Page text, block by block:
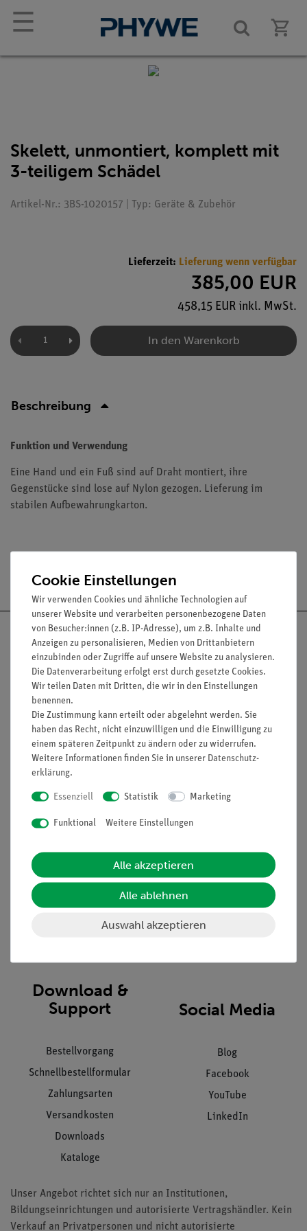
☰
Skelett, unmontiert, komplett mit
3-teiligem Schädel
Artikel-Nr.: 3BS-1020157 | Typ: Geräte & Zubehör
Lieferzeit: Lieferung wenn verfügbar
385,00 EUR
458,15 EUR inkl. MwSt.
In den Warenkorb
Beschreibung
Funktion und Verwendung
Eine Hand und ein Fuß sind auf Draht montiert, ihre
Gegenstücke sind lose auf Nylon gezogen. Lieferung im
stabilen Aufbewahrungkarton.
Versandkostenfrei ab 300,- €
Nach oben
Informationen
Projekte und Lösungen
Presse
Hinweisgeberschutz
Datenschutz
Impressum
Service
Beratung & Showroom
Inventarisierungs- &
Inbetriebnahme & Schulungen
Kundendienst
Download &
Support
Bestellvorgang
Schnellbestellformular
Zahlungsarten
Versandkosten
Downloads
Kataloge
Social Media
Blog
Facebook
YouTube
LinkedIn
Unser Angebot richtet sich nur an Institutionen,
Bildungseinrichtungen und autorisierte Vertragshändler. Kein
Verkauf an Privatpersonen und nicht autorisierte
Cookie Einstellungen
Wir verwenden Cookies und ähnliche Technologien auf
unserer Website und verarbeiten personenbezogene Daten
von Besucher:innen (z.B. IP-Adresse), um z.B. Inhalte und
Anzeigen zu personalisieren, Medien von Drittanbietern
einzubinden oder Zugriffe auf unsere Website zu analysieren.
Die Datenverarbeitung erfolgt erst durch gesetzte Cookies.
Wir teilen Daten mit Dritten, die wir in den Einstellungen
benennen.
Die Zustimmung kann erteilt oder abgelehnt werden. Sie
haben das Recht, nicht einzuwilligen und die Einwilligung zu
einem späteren Zeitpunkt zu ändern oder zu widerrufen.
Weitere Informationen finden Sie in unserer Daten­schutz­
erklärung.
Essenziell Statistik Marketing
Funktional Weitere Einstellungen
Alle akzeptieren
Alle ablehnen
Auswahl akzeptieren